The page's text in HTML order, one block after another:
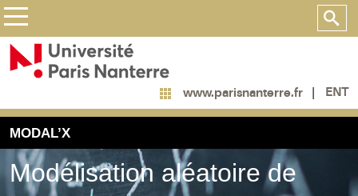
www.parisnanterre.fr ENT
MODAL’X
Modélisation aléatoire de